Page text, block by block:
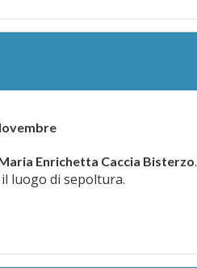
Enrichetta Caccia Bisterzo.
luogo di sepoltura.